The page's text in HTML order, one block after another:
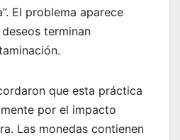
El problema aparece
terminan
que esta práctica
por el impacto
Las monedas contienen